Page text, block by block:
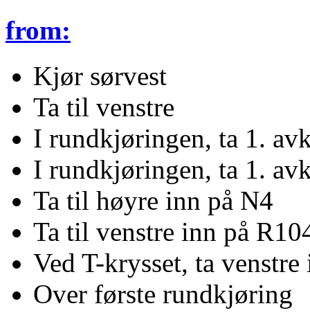
from:
Kjør sørvest
Ta til venstre
I rundkjøringen, ta 1.
I rundkjøringen, ta 1.
Ta til høyre inn på N4
Ta til venstre inn på
Ved T-krysset, ta
Over første rundkjøring